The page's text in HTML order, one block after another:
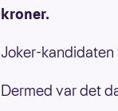
kroner.
Joker-kandidaten
Dermed var det